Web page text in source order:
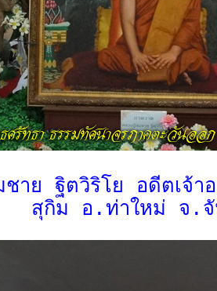
ชาย ฐิตวิริโย อดีตเจ้า
สุกิม อ.ท่าใหม่ จ.จั